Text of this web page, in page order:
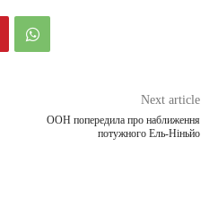
Next article
ООН попередила про наближення
потужного Ель-Ніньйо